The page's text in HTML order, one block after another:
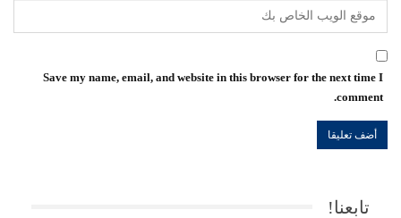
Save my name, email, and website in this browser for the next time I
comment.
تابعنا!